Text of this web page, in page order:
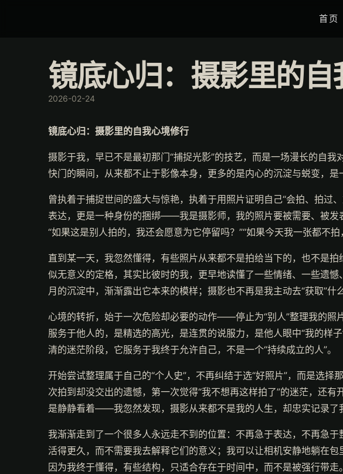
首页
镜底心归：摄影里的自
2026-02-24
镜底心归：摄影里的自我心境修行
摄影于我，早已不是最初那门“捕捉光影”的技艺，而是一场漫长的自
快门的瞬间，从来都不止于影像本身，更多的是内心的沉淀与蜕变，是
曾执着于捕捉世间的盛大与惊艳，执着于用照片证明自己“会拍、拍过
表达，更是一种身份的捆绑——我是摄影师，我的照片要被需要、被发
“如果这是别人拍的，我还会愿意为它停留吗？”“如果今天我一张都不
直到某一天，我忽然懂得，有些照片从来都不是拍给当下的，也不是
似无意义的定格，其实比彼时的我，更早地读懂了一些情绪、一些遗
月的沉淀中，渐渐露出它本来的模样；摄影也不再是我主动去“获取”
心境的转折，始于一次危险却必要的动作——停止为“别人”整理我的照
服务于他人的，是精选的高光，是连贯的说服力，是他人眼中“我的样
清的迷茫阶段，它服务于我终于允许自己，不是一个“持续成立的人”。
开始尝试整理属于自己的“个人史”，不再纠结于选“好照片”，而是选
次拍到却没交出的遗憾，第一次觉得“我不想再这样拍了”的迷茫，还
是静静看着——我忽然发现，摄影从来都不是我的人生，却忠实记录了
我渐渐走到了一个很多人永远走不到的位置：不再急于表达，不再急
活得更久，而不需要我去解释它们的意义；我可以让相机安静地躺在
因为我终于懂得，有些结构，只适合存在于时间中，而不是被强行带走。